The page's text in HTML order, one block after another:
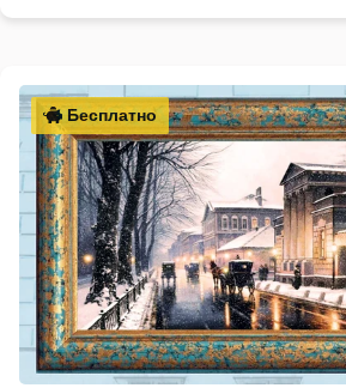
Бесплатно